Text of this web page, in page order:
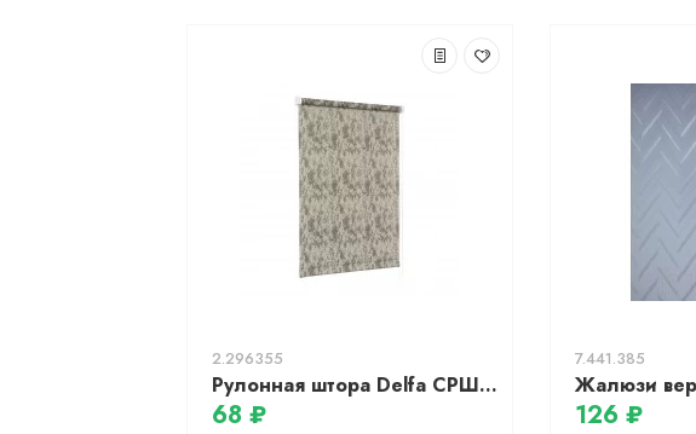
2.296355
Рулонная штора Delfa СРШ-01М-27015 77(73)/170, Марс, тёмно-серый
68 ₽
7.441.385
126 ₽